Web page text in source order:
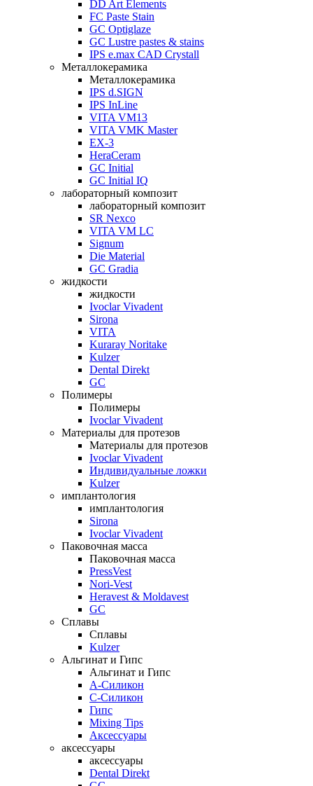
DD Art Elements
FC Paste Stain
GC Optiglaze
GC Lustre pastes & stains
IPS e.max CAD Crystall
Металлокерамика
Металлокерамика
IPS d.SIGN
IPS InLine
VITA VM13
VITA VMK Master
EX-3
HeraCeram
GC Initial
GC Initial IQ
лабораторный композит
лабораторный композит
SR Nexco
VITA VM LC
Signum
Die Material
GC Gradia
жидкости
жидкости
Ivoclar Vivadent
Sirona
VITA
Kuraray Noritake
Kulzer
Dental Direkt
GC
Полимеры
Полимеры
Ivoclar Vivadent
Материалы для протезов
Материалы для протезов
Ivoclar Vivadent
Индивидуальные ложки
Kulzer
имплантология
имплантология
Sirona
Ivoclar Vivadent
Паковочная масса
Паковочная масса
PressVest
Nori-Vest
Heravest & Moldavest
GC
Сплавы
Сплавы
Kulzer
Альгинат и Гипс
Альгинат и Гипс
A-Силикон
C-Силикон
Гипс
Mixing Tips
Аксессуары
аксессуары
аксессуары
Dental Direkt